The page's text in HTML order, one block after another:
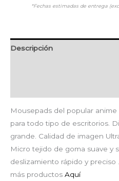
*Fechas estimadas de entrega
Descripción
Mousepads del popular
para todo tipo de escritorios.
grande. Calidad de imagen
Micro tejido de goma suave y
deslizamiento rápido y preciso
más productos Aquí